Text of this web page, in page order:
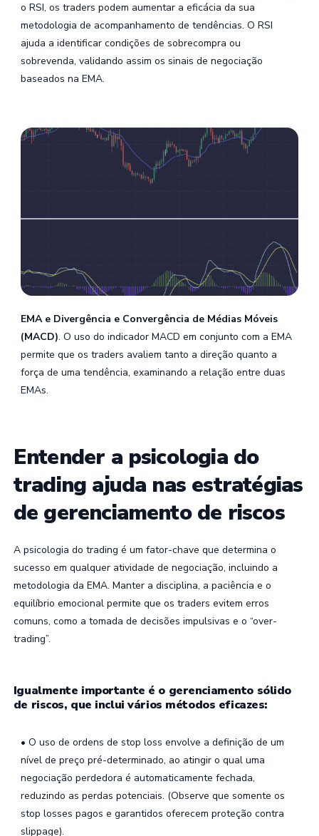
o RSI, os traders podem aumentar a eficácia da sua
metodologia de acompanhamento de tendências. O RSI
ajuda a identificar condições de sobrecompra ou
sobrevenda, validando assim os sinais de negociação
baseados na EMA.
EMA e Divergência e Convergência de Médias Móveis
(MACD). O uso do indicador MACD em conjunto com a EMA
permite que os traders avaliem tanto a direção quanto a
força de uma tendência, examinando a relação entre duas
EMAs.
Entender a psicologia do
trading ajuda nas estratégias
de gerenciamento de riscos
A psicologia do trading é um fator-chave que determina o
sucesso em qualquer atividade de negociação, incluindo a
metodologia da EMA. Manter a disciplina, a paciência e o
equilíbrio emocional permite que os traders evitem erros
comuns, como a tomada de decisões impulsivas e o “over-
trading”.
Igualmente importante é o gerenciamento sólido
de riscos, que inclui vários métodos eficazes:
• O uso de ordens de stop loss envolve a definição de um
nível de preço pré-determinado, ao atingir o qual uma
negociação perdedora é automaticamente fechada,
reduzindo as perdas potenciais. (Observe que somente os
stop losses pagos e garantidos oferecem proteção contra
slippage).